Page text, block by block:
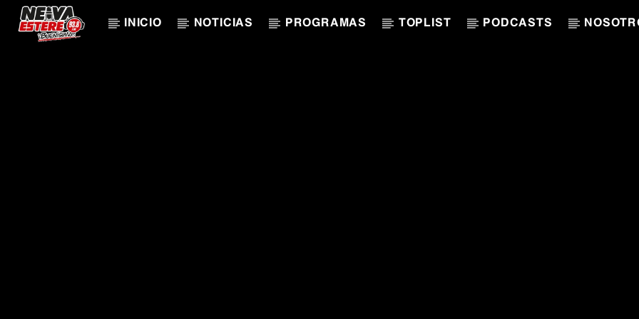
INICIO NOTICIAS PROGRAMAS TOPLIST PODCASTS